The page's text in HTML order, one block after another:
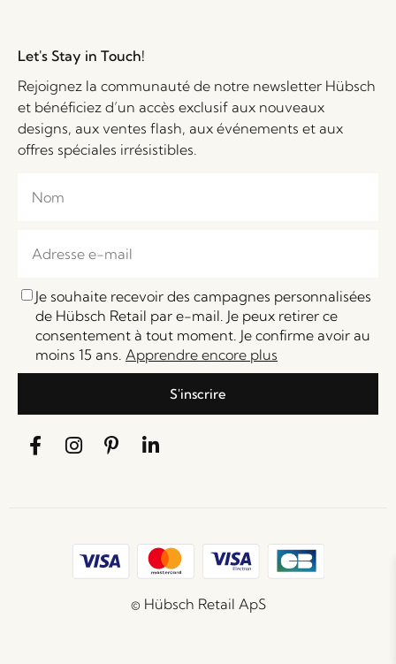
Let's Stay in Touch!
Rejoignez la communauté de notre newsletter Hübsch
et bénéficiez d’un accès exclusif aux nouveaux
designs, aux ventes flash, aux événements et aux
offres spéciales irrésistibles.
Je souhaite recevoir des campagnes personnalisées
de Hübsch Retail par e-mail. Je peux retirer ce
consentement à tout moment. Je confirme avoir au
moins 15 ans. Apprendre encore plus
S'inscrire
© Hübsch Retail ApS